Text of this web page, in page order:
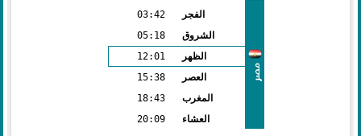
مصر
الفجر
03:42
الشروق
05:18
الظهر
12:01
العصر
15:38
المغرب
18:43
العشاء
20:09